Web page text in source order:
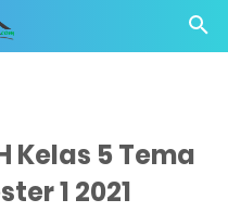
Kelas 5 Tema
1 2021